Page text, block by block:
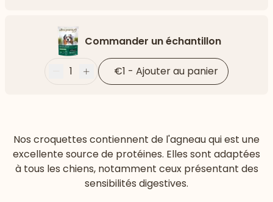
Commander un échantillon
Moins
1 Plus €1 - Ajouter au panier
Nos croquettes contiennent de l'agneau qui est une
excellente source de protéines. Elles sont adaptées
à tous les chiens, notamment ceux présentant des
sensibilités digestives.